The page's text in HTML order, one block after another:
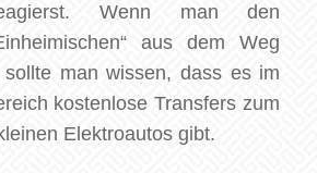
Wenn man den
aus dem Weg
man wissen, dass es im
kostenlose Transfers zum
Elektroautos gibt.